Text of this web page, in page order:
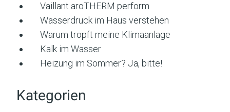
Vaillant aroTHERM perform
Wasserdruck im Haus verstehen
Warum tropft meine Klimaanlage
Kalk im Wasser
Heizung im Sommer? Ja, bitte!
Kategorien